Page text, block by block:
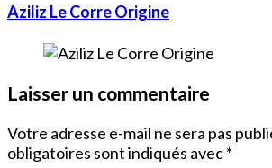
Aziliz Le Corre Origine
Laisser un commentaire
Votre adresse e-mail ne sera pas
obligatoires sont indiqués avec*